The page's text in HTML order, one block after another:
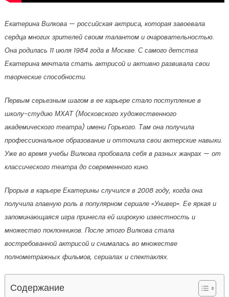
Екатерина Вилкова — российская актриса, которая завоевала
сердца многих зрителей своим талантом и очаровательностью.
Она родилась 11 июля 1984 года в Москве. С самого детства
Екатерина мечтала стать актрисой и активно развивала свои
творческие способности.
Первым серьезным шагом в ее карьере стало поступление в
школу-студию МХАТ (Московского художественного
академического театра) имени Горького. Там она получила
профессиональное образование и отточила свои актерские навыки.
Уже во время учебы Вилкова пробовала себя в разных жанрах — от
классического театра до современного кино.
Прорыв в карьере Екатерины случился в 2008 году, когда она
получила главную роль в популярном сериале «Универ». Ее яркая и
запоминающаяся игра принесла ей широкую известность и
множество поклонников. После этого Вилкова стала
востребованной актрисой и снималась во множестве
полнометражных фильмов, сериалах и спектаклях.
Содержание